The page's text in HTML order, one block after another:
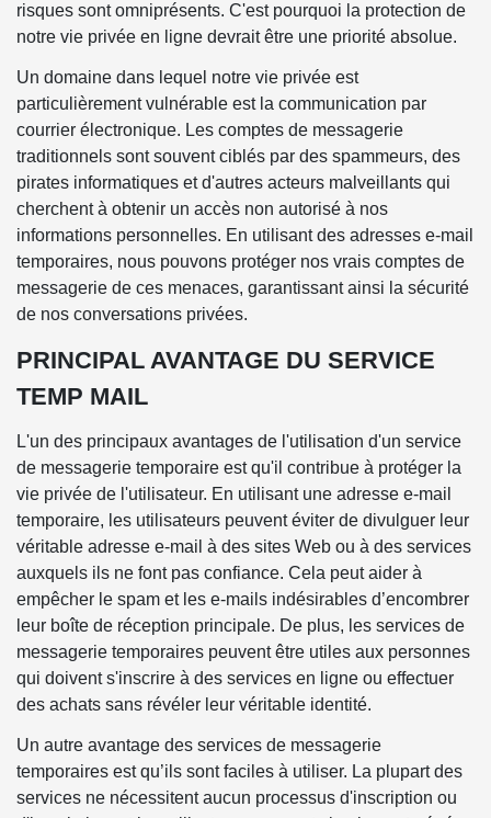
risques sont omniprésents. C'est pourquoi la protection de
notre vie privée en ligne devrait être une priorité absolue.
Un domaine dans lequel notre vie privée est
particulièrement vulnérable est la communication par
courrier électronique. Les comptes de messagerie
traditionnels sont souvent ciblés par des spammeurs, des
pirates informatiques et d'autres acteurs malveillants qui
cherchent à obtenir un accès non autorisé à nos
informations personnelles. En utilisant des adresses e-mail
temporaires, nous pouvons protéger nos vrais comptes de
messagerie de ces menaces, garantissant ainsi la sécurité
de nos conversations privées.
PRINCIPAL AVANTAGE DU SERVICE
TEMP MAIL
L'un des principaux avantages de l'utilisation d'un service
de messagerie temporaire est qu'il contribue à protéger la
vie privée de l'utilisateur. En utilisant une adresse e-mail
temporaire, les utilisateurs peuvent éviter de divulguer leur
véritable adresse e-mail à des sites Web ou à des services
auxquels ils ne font pas confiance. Cela peut aider à
empêcher le spam et les e-mails indésirables d’encombrer
leur boîte de réception principale. De plus, les services de
messagerie temporaires peuvent être utiles aux personnes
qui doivent s'inscrire à des services en ligne ou effectuer
des achats sans révéler leur véritable identité.
Un autre avantage des services de messagerie
temporaires est qu’ils sont faciles à utiliser. La plupart des
services ne nécessitent aucun processus d'inscription ou